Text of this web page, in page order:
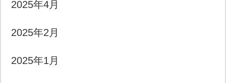
2025年4月
2025年2月
2025年1月